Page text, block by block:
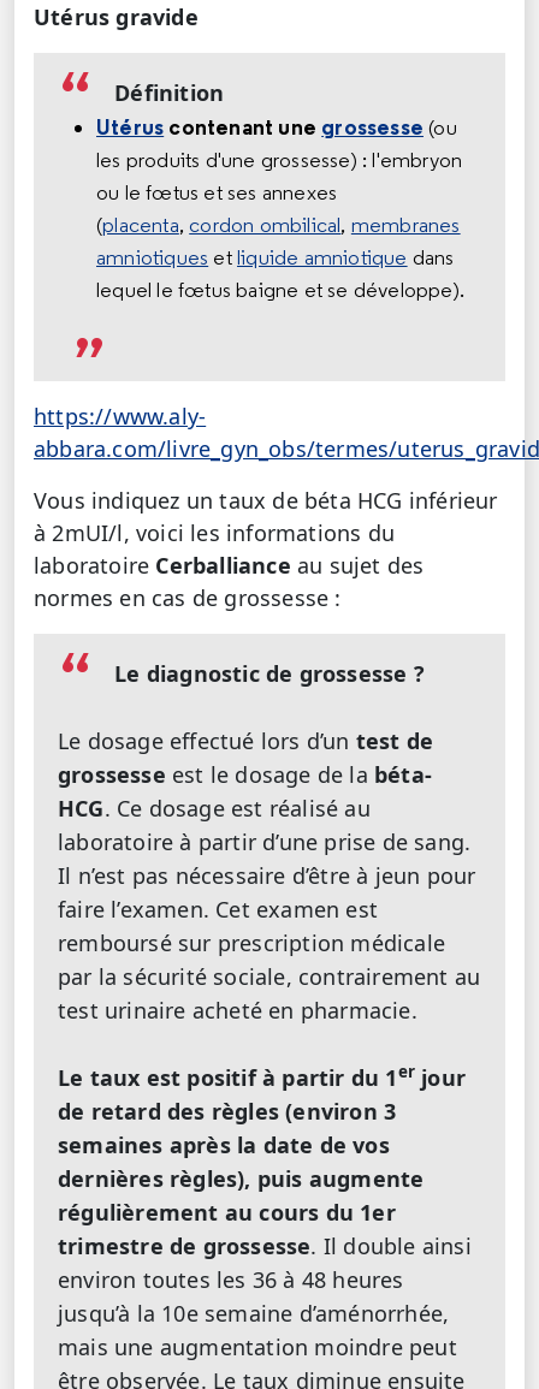
Utérus gravide
Définition
Utérus contenant une grossesse (ou
les produits d'une grossesse) : l'embryon
ou le fœtus et ses annexes
(placenta, cordon ombilical, membranes
amniotiques etliquide amniotique dans
lequel le fœtus baigne et se développe).
https://www.aly-
abbara.com/livre_gyn_obs/termes/
Vous indiquez un taux de béta HCG inférieur
à 2mUI/l, voici les informations du
laboratoire Cerballianceau sujet des
normes en cas de grossesse :
Le diagnostic de grossesse ?
Le dosage effectué lors d’un test de
grossesse est le dosage de la béta-
HCG. Ce dosage est réalisé au
laboratoire à partir d’une prise de sang.
Il n’est pas nécessaire d’être à jeun pour
faire l’examen. Cet examen est
remboursé sur prescription médicale
par la sécurité sociale, contrairement au
test urinaire acheté en pharmacie.
Le taux est positif à partir du 1er jour
de retard des règles (environ 3
semaines après la date de vos
dernières règles), puis augmente
régulièrement au cours du 1er
trimestre de grossesse. Il double ainsi
environ toutes les 36 à 48 heures
jusqu’à la 10e semaine d’aménorrhée,
mais une augmentation moindre peut
être observée. Le taux diminue ensuite